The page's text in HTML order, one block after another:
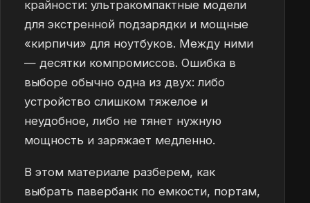
крайности: ультракомпактные модели
для экстренной подзарядки и мощные
«кирпичи» для ноутбуков. Между ними
— десятки компромиссов. Ошибка в
выборе обычно одна из двух: либо
устройство слишком тяжелое и
неудобное, либо не тянет нужную
мощность и заряжает медленно.
В этом материале разберем, как
выбрать павербанк по емкости, портам,